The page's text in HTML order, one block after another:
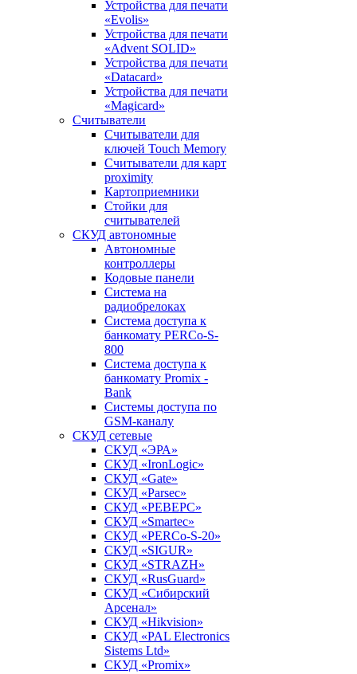
Устройства для печати
«Evolis»
Устройства для печати
«Advent SOLID»
Устройства для печати
«Datacard»
Устройства для печати
«Magicard»
Считыватели
Считыватели для
ключей Touch Memory
Считыватели для карт
proximity
Картоприемники
Стойки для
считывателей
СКУД автономные
Автономные
контроллеры
Кодовые панели
Система на
радиобрелоках
Система доступа к
банкомату PERCo-S-
800
Система доступа к
банкомату Promix -
Bank
Системы доступа по
GSM-каналу
СКУД сетевые
СКУД «ЭРА»
СКУД «IronLogic»
СКУД «Gate»
СКУД «Parsec»
СКУД «РЕВЕРС»
СКУД «Smartec»
СКУД «PERCo-S-20»
СКУД «SIGUR»
СКУД «STRAZH»
СКУД «RusGuard»
СКУД «Сибирский
Арсенал»
СКУД «Hikvision»
СКУД «PAL Electronics
Sistems Ltd»
СКУД «Promix»